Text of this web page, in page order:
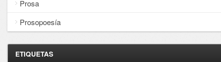
Prosa
Prosopoesía
ETIQUETAS